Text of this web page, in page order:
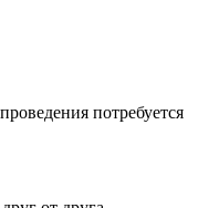
потребуется